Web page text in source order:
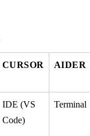
CURSOR AIDER
IDE (VS
Code)
Terminal